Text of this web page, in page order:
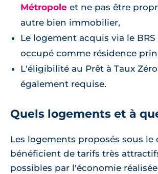
Métropole et ne pas être
autre bien immobilier,
Le logement acquis via le
occupé comme résidence
L'éligibilité au Prêt à Taux Zéro
également requise.
Quels logements et à
Les logements proposés sous le
bénéficient de tarifs très
possibles par l'économie